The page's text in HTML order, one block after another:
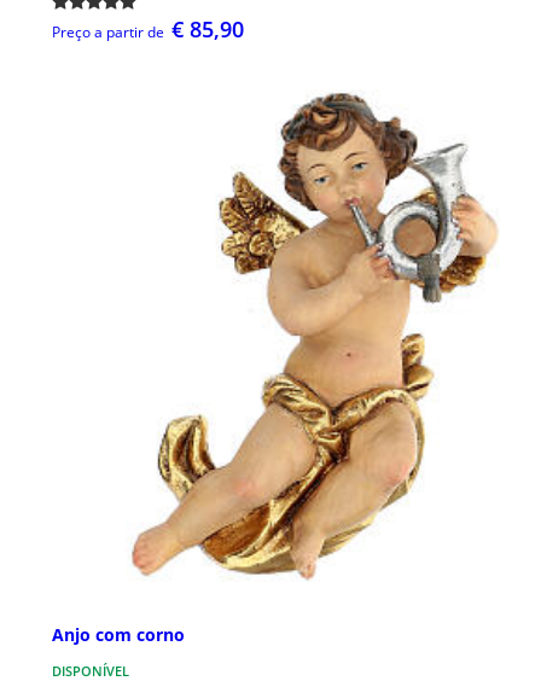
Preço a partir de € 85,90
Anjo com corno
DISPONÍVEL